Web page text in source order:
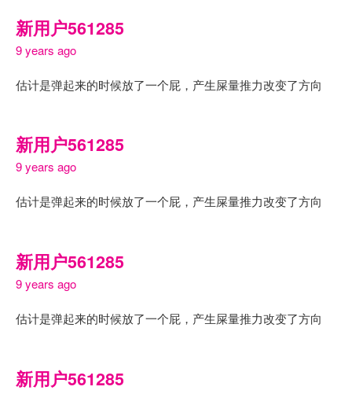
新用户561285
9 years ago
估计是弹起来的时候放了一个屁，产生屎量推力改变了方向
新用户561285
9 years ago
估计是弹起来的时候放了一个屁，产生屎量推力改变了方向
新用户561285
9 years ago
估计是弹起来的时候放了一个屁，产生屎量推力改变了方向
新用户561285